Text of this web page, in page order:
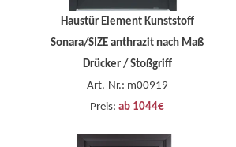
Haustür Element Kunststoff
Sonara/SIZE anthrazit nach Maß
Drücker / Stoßgriff
Art.-Nr.: m00919
Preis: ab 1044€